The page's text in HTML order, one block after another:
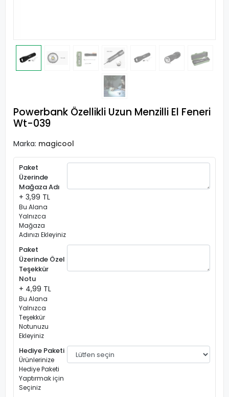
Powerbank Özellikli Uzun Menzilli El Feneri
Wt-039
Marka: magicool
Paket
Üzerinde
Mağaza Adı
+ 3,99 TL
Bu Alana
Yalnızca
Mağaza
Adınızı Ekleyiniz
Paket
Üzerinde Özel
Teşekkür
Notu
+ 4,99 TL
Bu Alana
Yalnızca
Teşekkür
Notunuzu
Ekleyiniz
Hediye Paketi
Ürünlerinize
Hediye Paketi
Yaptırmak için
Seçiniz